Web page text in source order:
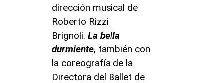
dirección musical de
Roberto Rizzi
Brignoli. La bella
durmiente, también con
la coreografía de la
Directora del Ballet de